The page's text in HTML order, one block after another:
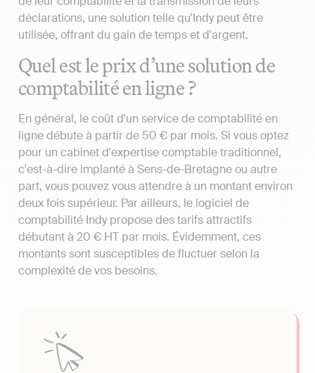
déclarations, une solution telle qu'Indy peut être
utilisée, offrant du gain de temps et d'argent.
Quel est le prix d’une solution de
comptabilité en ligne ?
En général, le coût d'un service de comptabilité en
ligne débute à partir de 50 € par mois. Si vous optez
pour un cabinet d'expertise comptable traditionnel,
c'est-à-dire implanté à Sens-de-Bretagne ou autre
part, vous pouvez vous attendre à un montant environ
deux fois supérieur. Par ailleurs, le logiciel de
comptabilité Indy propose des tarifs attractifs
débutant à 20 € HT par mois. Évidemment, ces
montants sont susceptibles de fluctuer selon la
complexité de vos besoins.